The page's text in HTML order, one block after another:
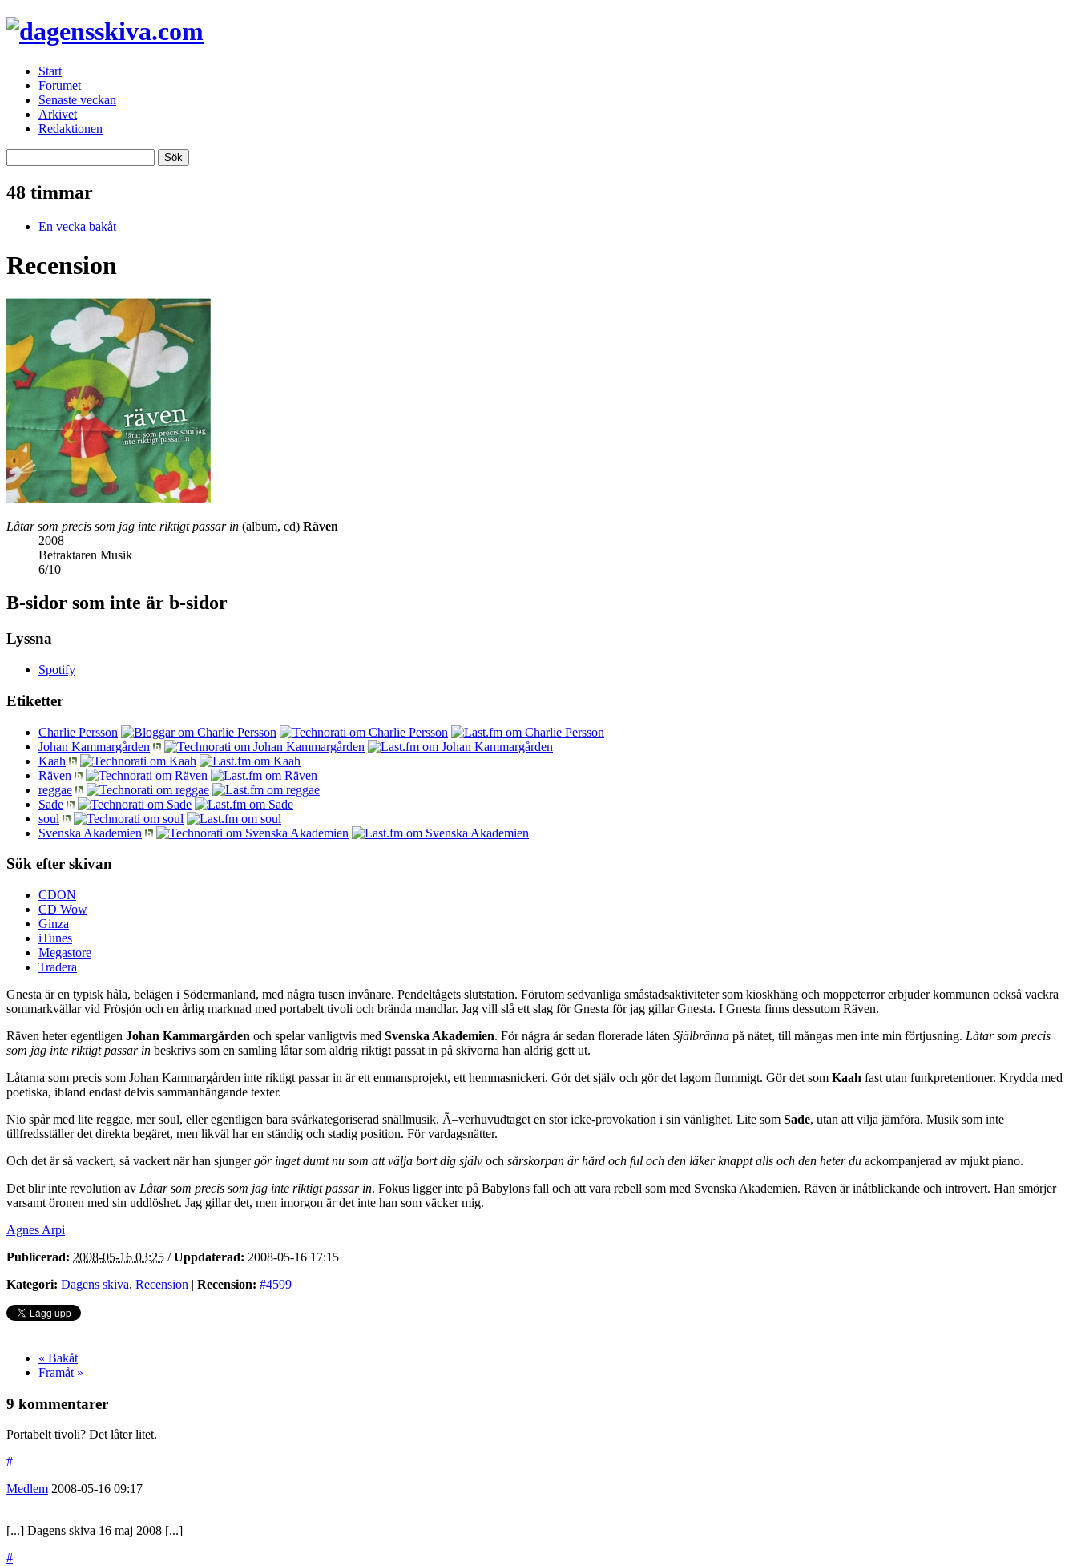
Start
Forumet
Senaste veckan
Arkivet
Redaktionen
48 timmar
En vecka bakåt
Recension
Låtar som precis som jag inte riktigt passar in (album, cd) Räven
2008
Betraktaren Musik
6/10
B-sidor som inte är b-sidor
Lyssna
Spotify
Etiketter
Charlie Persson
Johan Kammargården
Kaah
Räven
reggae
Sade
soul
Svenska Akademien
Sök efter skivan
CDON
CD Wow
Ginza
iTunes
Megastore
Tradera
Gnesta är en typisk håla, belägen i Södermanland, med några tusen invånare. Pendeltågets slutstation. Förutom sedvanliga småstadsaktiviteter som kioskhäng och moppeterror erbjuder kommunen också vackra
sommarkvällar vid Frösjön och en årlig marknad med portabelt tivoli och brända mandlar. Jag vill slå ett slag för Gnesta för jag gillar Gnesta. I Gnesta finns dessutom Räven.
Räven heter egentligen Johan Kammargården och spelar vanligtvis med Svenska Akademien. För några år sedan florerade låten Själbränna på nätet, till mångas men inte min förtjusning. Låtar som precis
som jag inte riktigt passar in beskrivs som en samling låtar som aldrig riktigt passat in på skivorna han aldrig gett ut.
Låtarna som precis som Johan Kammargården inte riktigt passar in är ett enmansprojekt, ett hemmasnickeri. Gör det själv och gör det lagom flummigt. Gör det som Kaah fast utan funkpretentioner. Krydda med
poetiska, ibland endast delvis sammanhängande texter.
Nio spår med lite reggae, mer soul, eller egentligen bara svårkategoriserad snällmusik. Ã–verhuvudtaget en stor icke-provokation i sin vänlighet. Lite som Sade, utan att vilja jämföra. Musik som inte
tillfredsställer det direkta begäret, men likväl har en ständig och stadig position. För vardagsnätter.
Och det är så vackert, så vackert när han sjungergör inget dumt nu som att välja bort dig själv och sårskorpan är hård och ful och den läker knappt alls och den heter du ackompanjerad av mjukt piano.
Det blir inte revolution av Låtar som precis som jag inte riktigt passar in. Fokus ligger inte på Babylons fall och att vara rebell som med Svenska Akademien. Räven är inåtblickande och introvert. Han smörjer
varsamt öronen med sin uddlöshet. Jag gillar det, men imorgon är det inte han som väcker mig.
Agnes Arpi
Publicerad: 2008-05-16 03:25 /Uppdaterad: 2008-05-16 17:15
Kategori: Dagens skiva, Recension | Recension: #4599
« Bakåt
Framåt »
9 kommentarer
Portabelt tivoli? Det låter litet.
#
Medlem 2008-05-16 09:17
[...] Dagens skiva 16 maj 2008 [...]
#